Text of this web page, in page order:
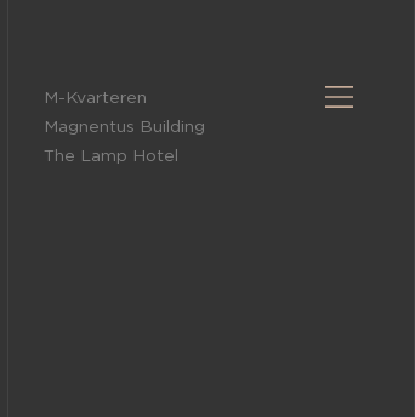
M-Kvarteren
Magnentus Building
The Lamp Hotel